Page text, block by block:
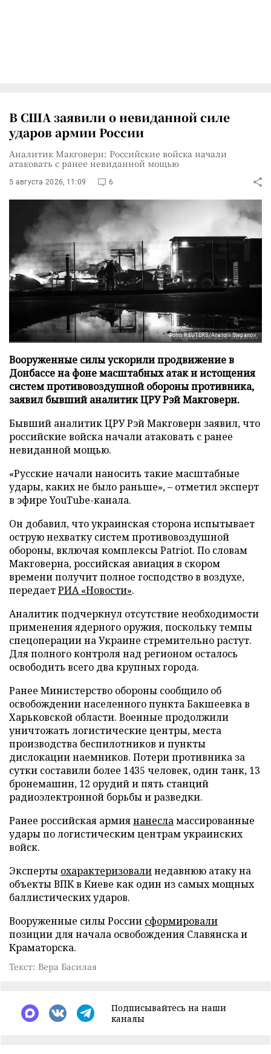
В США заявили о невиданной силе
ударов армии России
Аналитик Макговерн: Российские войска начали
атаковать с ранее невиданной мощью
5 августа 2026, 11:09 6
Фото: REUTERS/Anatolii Stepanov
Вооруженные силы ускорили продвижение в
Донбассе на фоне масштабных атак и истощения
систем противовоздушной обороны противника,
заявил бывший аналитик ЦРУ Рэй Макговерн.
Бывший аналитик ЦРУ Рэй Макговерн заявил, что
российские войска начали атаковать с ранее
невиданной мощью.
«Русские начали наносить такие масштабные
удары, каких не было раньше», – отметил эксперт
в эфире YouTube-канала.
Он добавил, что украинская сторона испытывает
острую нехватку систем противовоздушной
обороны, включая комплексы Patriot. По словам
Макговерна, российская авиация в скором
времени получит полное господство в воздухе,
передаетРИА «Новости».
Аналитик подчеркнул отсутствие необходимости
применения ядерного оружия, поскольку темпы
спецоперации на Украине стремительно растут.
Для полного контроля над регионом осталось
освободить всего два крупных города.
Ранее Министерство обороны сообщило об
освобождении населенного пункта Бакшеевка в
Харьковской области. Военные продолжили
уничтожать логистические центры, места
производства беспилотников и пункты
дислокации наемников. Потери противника за
сутки составили более 1435 человек, один танк, 13
бронемашин, 12 орудий и пять станций
радиоэлектронной борьбы и разведки.
Ранее российская армиянанесламассированные
удары по логистическим центрам украинских
войск.
Эксперты охарактеризовалинедавнюю атаку на
объекты ВПК в Киеве как один из самых мощных
баллистических ударов.
Вооруженные силы России сформировали
позиции для начала освобождения Славянска и
Краматорска.
Текст: Вера Басилая
Подписывайтесь на наши
каналы